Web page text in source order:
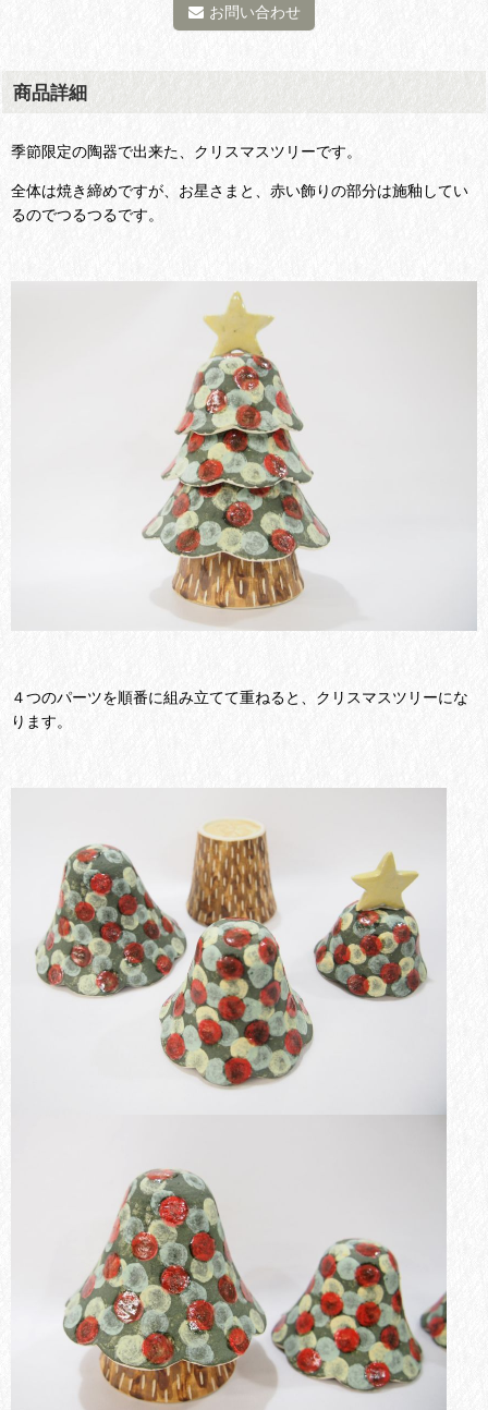
お問い合わせ
商品詳細
季節限定の陶器で出来た、クリスマスツリーです。
全体は焼き締めですが、お星さまと、赤い飾りの部分は施釉してい
るのでつるつるです。
４つのパーツを順番に組み立てて重ねると、クリスマスツリーにな
ります。